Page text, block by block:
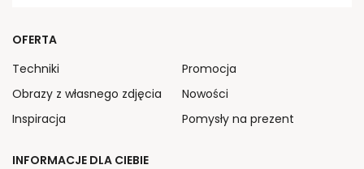
OFERTA
Techniki
Obrazy z własnego zdjęcia
Inspiracja
Promocja
Nowości
Pomysły na prezent
INFORMACJE DLA CIEBIE